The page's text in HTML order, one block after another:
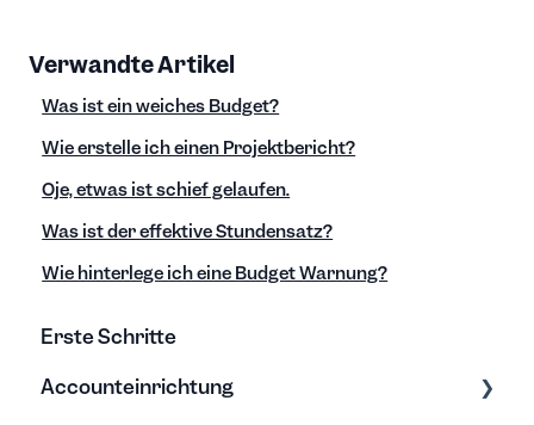
Verwandte Artikel
Was ist ein weiches Budget?
Wie erstelle ich einen Projektbericht?
Oje, etwas ist schief gelaufen.
Was ist der effektive Stundensatz?
Wie hinterlege ich eine Budget Warnung?
Erste Schritte
Accounteinrichtung